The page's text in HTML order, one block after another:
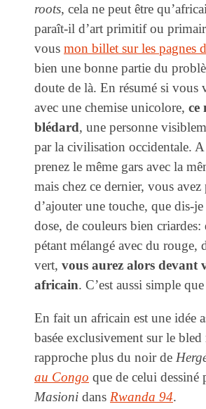
roots, cela ne peut être
paraît-il d’art primitif ou
vous mon billet sur les pagnes
bien une bonne partie du
doute de là. En résumé si vous
avec une chemise unicolore, ce
blédard, une personne
par la civilisation occidentale. A
prenez le même gars avec la
mais chez ce dernier, vous avez
d’ajouter une touche, que dis-
dose, de couleurs bien criardes:
pétant mélangé avec du rouge,
vert, vous aurez alors devant
africain. C’est aussi simple
En fait un africain est une idée
basée exclusivement sur le bled
rapproche plus du noir de
au Congo que de celui dessiné
Masioni dans Rwanda 94.